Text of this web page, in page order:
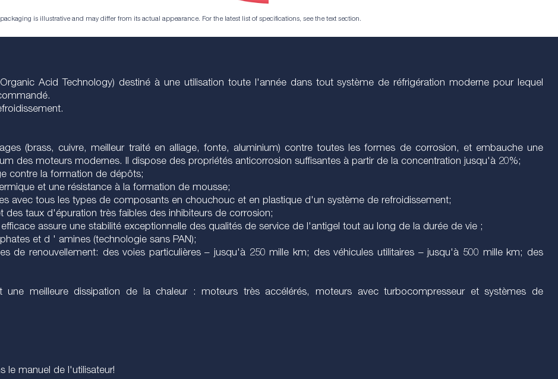
packaging is illustrative and may differ from its actual appearance. For the latest list of specifications, see the text section.
Acid Technology) destiné à une utilisation toute l'année dans tout système de réfrigération moderne pour lequel
(brass, cuivre, meilleur traité en alliage, fonte, aluminium) contre toutes les formes de corrosion, et embauche une
des moteurs modernes. Il dispose des propriétés anticorrosion suffisantes à partir de la concentration jusqu'à 20%;
contre la formation de dépôts;
et une résistance à la formation de mousse;
avec tous les types de composants en chouchouc et en plastique d'un système de refroidissement;
des taux d'épuration très faibles des inhibiteurs de corrosion;
assure une stabilité exceptionnelle des qualités de service de l'antigel tout au long de la durée de vie ;
et d ' amines (technologie sans PAN);
de renouvellement: des voies particulières – jusqu'à 250 mille km; des véhicules utilitaires – jusqu'à 500 mille km; des
meilleure dissipation de la chaleur : moteurs très accélérés, moteurs avec turbocompresseur et systèmes de
le manuel de l'utilisateur!